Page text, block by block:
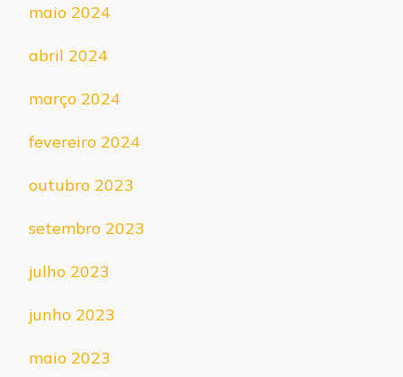
maio 2024
abril 2024
março 2024
fevereiro 2024
outubro 2023
setembro 2023
julho 2023
junho 2023
maio 2023